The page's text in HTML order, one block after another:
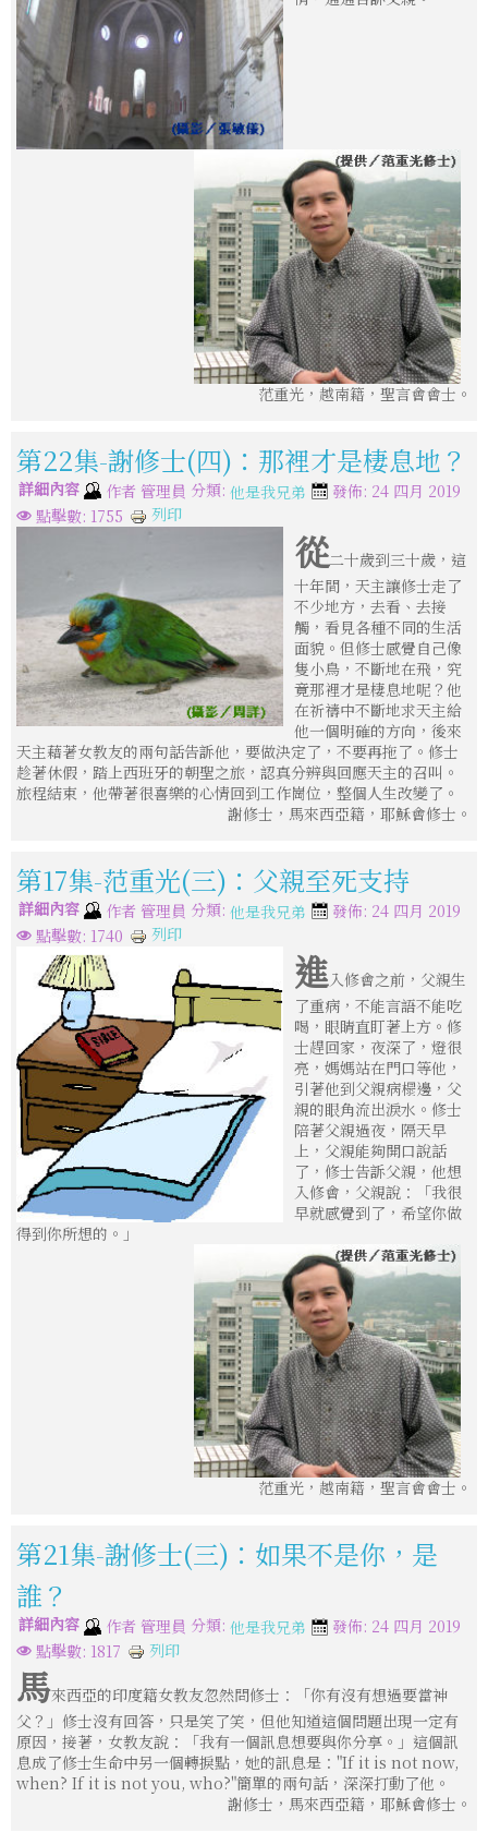
范重光，越南籍，聖言會會士。
第22集-謝修士(四)：那裡才是棲息地？
詳細內容 作者 管理員 分類: 他是我兄弟
發佈: 24 四月 2019
點擊數: 1755
列印
從二十歲到三十歲，這
十年間，天主讓修士走了
不少地方，去看、去接
觸，看見各種不同的生活
面貌。但修士感覺自己像
隻小鳥，不斷地在飛，究
竟那裡才是棲息地呢？他
在祈禱中不斷地求天主給
他一個明確的方向，後來
天主藉著女教友的兩句話告訴他，要做決定了，不要再拖了。修士
趁著休假，踏上西班牙的朝聖之旅，認真分辨與回應天主的召叫。
旅程結束，他帶著很喜樂的心情回到工作崗位，整個人生改變了。
謝修士，馬來西亞籍，耶穌會修士。
第17集-范重光(三)：父親至死支持
詳細內容 作者 管理員 分類: 他是我兄弟
發佈: 24 四月 2019
點擊數: 1740
列印
進入修會之前，父親生
了重病，不能言語不能吃
喝，眼睛直盯著上方。修
士趕回家，夜深了，燈很
亮，媽媽站在門口等他，
引著他到父親病榻邊，父
親的眼角流出淚水。修士
陪著父親過夜，隔天早
上，父親能夠開口說話
了，修士告訴父親，他想
入修會，父親說：「我很
早就感覺到了，希望你做
得到你所想的。」
范重光，越南籍，聖言會會士。
第21集-謝修士(三)：如果不是你，是
誰？
詳細內容 作者 管理員 分類: 他是我兄弟
發佈: 24 四月 2019
點擊數: 1817
列印
馬來西亞的印度籍女教友忽然問修士：「你有沒有想過要當神
父？」修士沒有回答，只是笑了笑，但他知道這個問題出現一定有
原因，接著，女教友說：「我有一個訊息想要與你分享。」這個訊
息成了修士生命中另一個轉捩點，她的訊息是："If it is not now,
when? If it is not you, who?"簡單的兩句話，深深打動了他。
謝修士，馬來西亞籍，耶穌會修士。